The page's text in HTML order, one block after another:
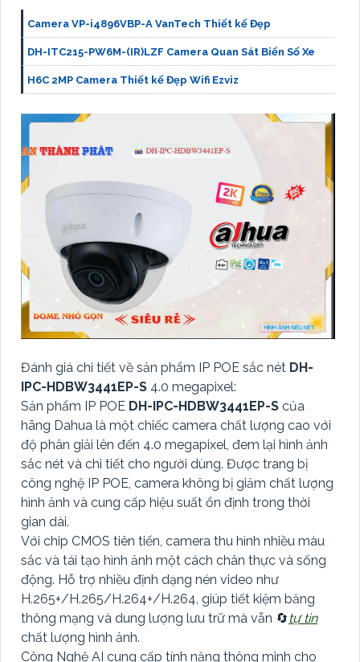
Camera VP-i4896VBP-A VanTech Thiết kế Đẹp
DH-ITC215-PW6M-(IR)LZF Camera Quan Sát Biển Số Xe
H6C 2MP Camera Thiết kế Đẹp Wifi Ezviz
Đánh giá chi tiết về sản phẩm IP POE sắc nét DH-
IPC-HDBW3441EP-S 4.0 megapixel:
Sản phẩm IP POE DH-IPC-HDBW3441EP-S của
hãng Dahua là một chiếc camera chất lượng cao với
độ phân giải lên đến 4.0 megapixel, đem lại hình ảnh
sắc nét và chi tiết cho người dùng. Được trang bị
công nghệ IP POE, camera không bị giảm chất lượng
hình ảnh và cung cấp hiệu suất ổn định trong thời
gian dài.
Với chip CMOS tiên tiến, camera thu hình nhiều màu
sắc và tái tạo hình ảnh một cách chân thực và sống
động. Hỗ trợ nhiều định dạng nén video như
H.265+/H.265/H.264+/H.264, giúp tiết kiệm băng
thông mạng và dung lượng lưu trữ mà vẫn 🔄 tự tin
chất lượng hình ảnh.
Công Nghệ AI cung cấp tính năng thông minh cho